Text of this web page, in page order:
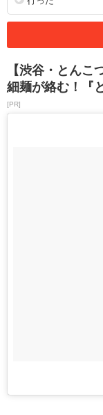
【渋谷・とんこ
細麺が絡む！『
[PR]